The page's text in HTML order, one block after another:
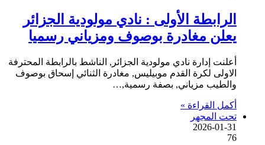
الرابطة الأولى : نادي مولودية الجزائر
يعلن مغادرة بوصوف ومزياني رسميا
أعلنت إدارة نادي مولودية الجزائر, الناشط بالرابطة المحترفة
الاولى لكرة القدم موبيليس, مغادرة الثنائي إسحاق بوصوف
والطيب مزياني, بصفة رسمية,…
أكمل القراءة »
تحت المجهر
2026-01-31
76